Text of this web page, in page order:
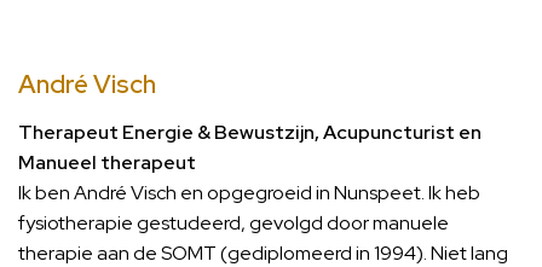
André Visch
Therapeut Energie & Bewustzijn, Acupuncturist en
Manueel therapeut
Ik ben André Visch en opgegroeid in Nunspeet. Ik heb
fysiotherapie gestudeerd, gevolgd door manuele
therapie aan de SOMT (gediplomeerd in 1994). Niet lang